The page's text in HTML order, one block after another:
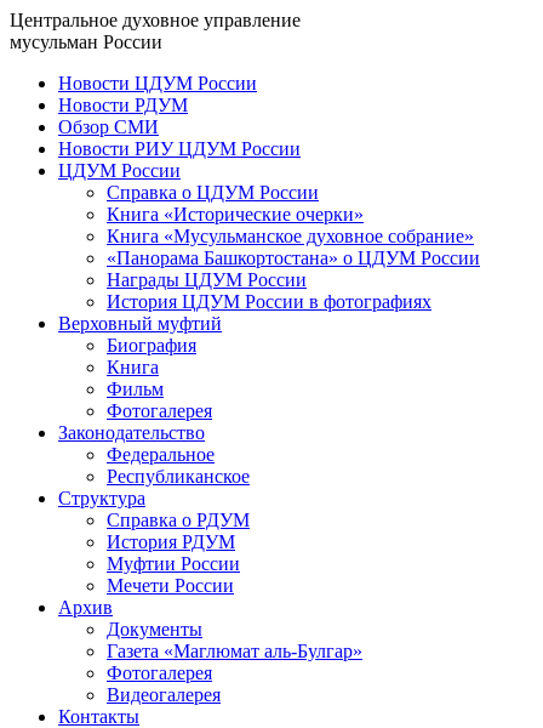
Центральное духовное управление
мусульман России
Новости ЦДУМ России
Новости РДУМ
Обзор СМИ
Новости РИУ ЦДУМ России
ЦДУМ России
Справка о ЦДУМ России
Книга «Исторические очерки»
Книга «Мусульманское духовное собрание»
«Панорама Башкортостана» о ЦДУМ России
Награды ЦДУМ России
История ЦДУМ России в фотографиях
Верховный муфтий
Биография
Книга
Фильм
Фотогалерея
Законодательство
Федеральное
Республиканское
Структура
Справка о РДУМ
История РДУМ
Муфтии России
Мечети России
Архив
Документы
Газета «Маглюмат аль-Булгар»
Фотогалерея
Видеогалерея
Контакты